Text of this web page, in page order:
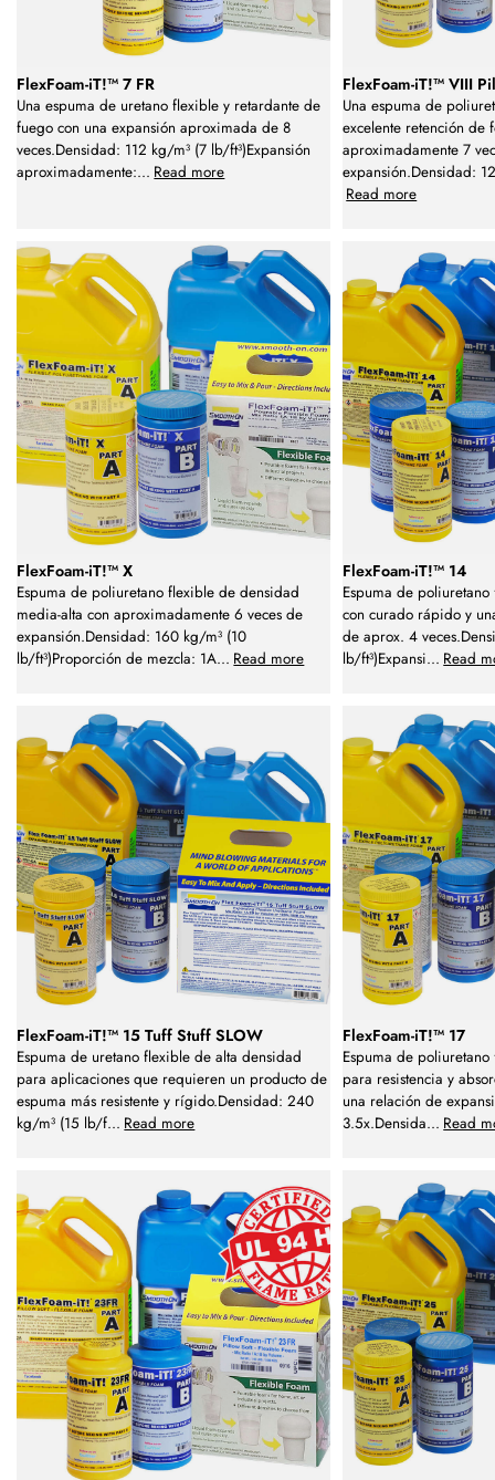
FlexFoam-iT!™ 7 FR
Una espuma de uretano flexible y retardante de
fuego con una expansión aproximada de 8
veces.Densidad: 112 kg/m³ (7 lb/ft³)Expansión
aproximadamente:... Read more
FlexFoam-iT!™ VIII
Una espuma de
excelente retención de
aproximadamente 7
expansión.Densidad:
Read more
FlexFoam-iT!™ X
Espuma de poliuretano flexible de densidad
media-alta con aproximadamente 6 veces de
expansión.Densidad: 160 kg/m³ (10
lb/ft³)Proporción de mezcla: 1A... Read more
FlexFoam-iT!™ 14
Espuma de
con curado rápido y
de aprox. 4
lb/ft³)Expansi... Read
FlexFoam-iT!™ 15 Tuff Stuff SLOW
Espuma de uretano flexible de alta densidad
para aplicaciones que requieren un producto de
espuma más resistente y rígido.Densidad: 240
kg/m³ (15 lb/f... Read more
FlexFoam-iT!™ 17
Espuma de
para resistencia y
una relación de
3.5x.Densida... Read